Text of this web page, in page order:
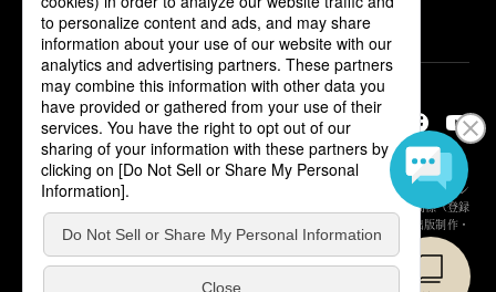
ABJマークは、この電子書店・電子書籍配信サービスが、著作権者からコン
テンツ使用許諾を得た正規版配信サービスであることを示す登録商標（登録
番号 第6091713号）です。詳しくは［ABJマーク］または［電子出版制作・
流通協議会］で検索してください。